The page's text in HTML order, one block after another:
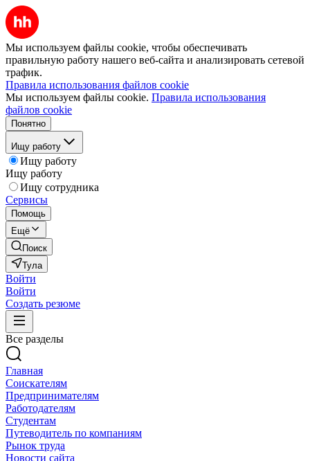
Мы используем файлы cookie, чтобы обеспечивать
правильную работу нашего веб-сайта и анализировать сетевой
трафик.
Правила использования файлов cookie
Мы используем файлы cookie. Правила использования
файлов cookie
Понятно
Ищу работу
Ищу работу
Ищу работу
Ищу сотрудника
Сервисы
Помощь
Ещё
Поиск
Тула
Войти
Войти
Создать резюме
Все разделы
Главная
Соискателям
Предпринимателям
Работодателям
Студентам
Путеводитель по компаниям
Рынок труда
Новости сайта